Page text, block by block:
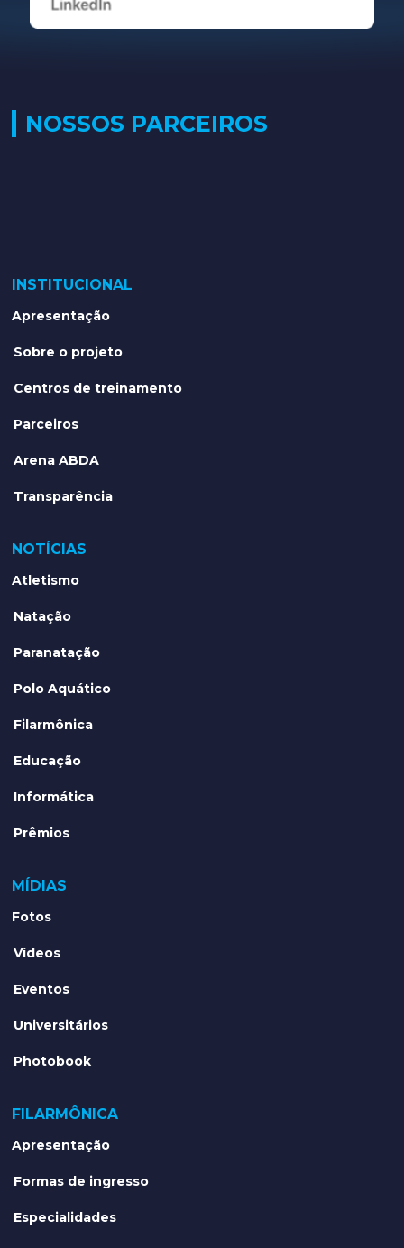
NOSSOS PARCEIROS
INSTITUCIONAL
Apresentação
Sobre o projeto
Centros de treinamento
Parceiros
Arena ABDA
Transparência
NOTÍCIAS
Atletismo
Natação
Paranatação
Polo Aquático
Filarmônica
Educação
Informática
Prêmios
MÍDIAS
Fotos
Vídeos
Eventos
Universitários
Photobook
FILARMÔNICA
Apresentação
Formas de ingresso
Especialidades